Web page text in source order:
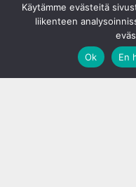
Käytämme evästeitä
liikenteen
Ok
En